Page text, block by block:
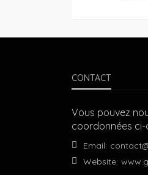
CONTACT
Vous pouvez
coordonnées ci-
Email:
Website: